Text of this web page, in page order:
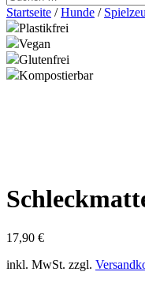
Startseite /Hunde /
Plastikfrei
Vegan
Glutenfrei
Kompostierbar
17,90 €
inkl. MwSt. zzgl.